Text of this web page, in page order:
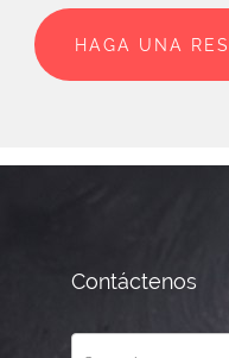
HAGA UNA
Contáctenos